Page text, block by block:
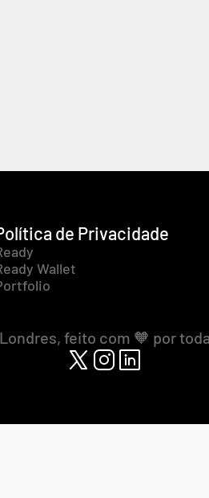
de Privacidade
Wallet
feito com 🧡 por